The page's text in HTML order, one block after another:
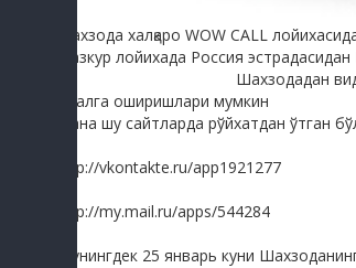
Шахзода халқаро WOW CALL
Мазкур лойихада Россия
Шахзодадан
амалга оширишлари мумкин
Мана шу сайтларда рўйхатдан ўтган
http://vkontakte.ru/app1921277
http://my.mail.ru/apps/544284
Шунингдек 25 январь куни